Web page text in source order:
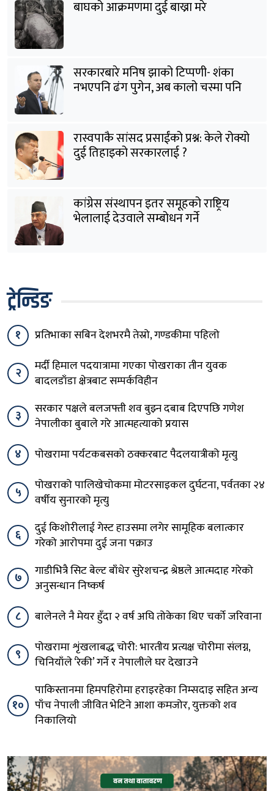
बाघको आक्रमणमा दुई बाख्रा मरे
सरकारबारे मनिष झाको टिप्पणी- शंका
नभएपनि ढंग पुगेन, अब कालो चस्मा पनि
रास्वपाकै सांसद प्रसाईंको प्रश्न: केले रोक्यो
दुई तिहाइको सरकारलाई ?
कांग्रेस संस्थापन इतर समूहको राष्ट्रिय
भेलालाई देउवाले सम्बोधन गर्ने
ट्रेन्डिङ
१ प्रतिभाका सबिन देशभरमै तेस्रो, गण्डकीमा पहिलो
२
मर्दी हिमाल पदयात्रामा गएका पोखराका तीन युवक
बादलडाँडा क्षेत्रबाट सम्पर्कविहीन
३
सरकार पक्षले बलजफ्ती शव बुझ्न दबाब दिएपछि गणेश
नेपालीका बुबाले गरे आत्महत्याको प्रयास
४
पोखरामा पर्यटकबसको ठक्करबाट पैदलयात्रीको मृत्यु
५
पोखराको पालिखेचोकमा मोटरसाइकल दुर्घटना, पर्वतका २४
वर्षीय सुनारको मृत्यु
६
दुई किशोरीलाई गेस्ट हाउसमा लगेर सामूहिक बलात्कार
गरेको आरोपमा दुई जना पक्राउ
७
गाडीभित्रै सिट बेल्ट बाँधेर सुरेशचन्द्र श्रेष्ठले आत्मदाह गरेको
अनुसन्धान निष्कर्ष
८
बालेनले नै मेयर हुँदा २ वर्ष अघि तोकेका थिए चर्को जरिवाना
९
पोखरामा शृंखलाबद्ध चोरी: भारतीय प्रत्यक्ष चोरीमा संलग्न,
चिनियाँले ‘रेकी’ गर्ने र नेपालीले घर देखाउने
१०
पाकिस्तानमा हिमपहिरोमा हराइरहेका निम्सदाइ सहित अन्य
पाँच नेपाली जीवित भेटिने आशा कमजोर, युक्तको शव
निकालियो